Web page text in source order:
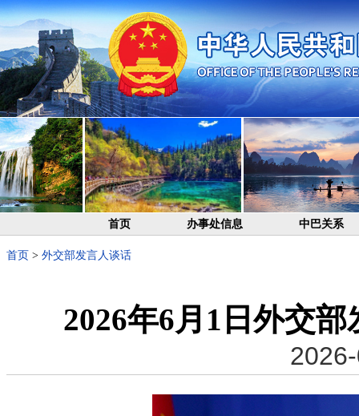
首页 办事处信息 中巴关系
首页 > 外交部发言人谈话
2026年6月1日外交